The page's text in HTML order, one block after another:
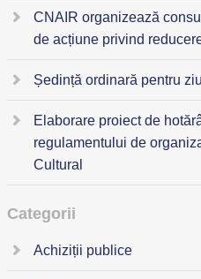
CNAIR organizează
de acțiune privind
Ședință ordinară pentru
Elaborare proiect de
regulamentului de
Cultural
Categorii
Achiziții publice